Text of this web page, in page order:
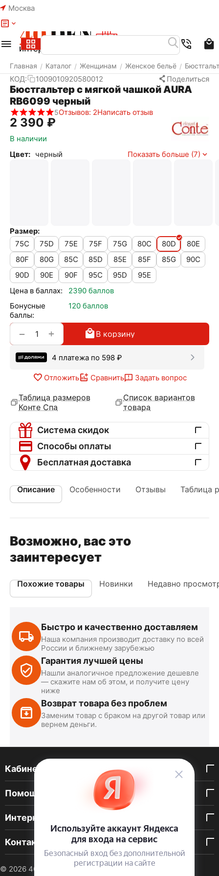
Москва
Главная / Каталог / Женщинам / Женское бельё /
КОД: 1009010920580012 Поделиться
Бюстгальтер с мягкой чашкой AURA
RB6099 черный
5Отзывов: 2Написать отзыв
2 390 ₽
В наличии
Цвет: черный Показать больше (7)
Размер:
75C
75D 75E 75F 75G 80C 80D
80E
80F
80G 85C 85D 85E 85F 85G
90C
90D
90E 90F 95C 95D
95E
Цена в баллах:
2390 баллов
Бонусные
баллы:
120 баллов
+
− В корзину
4 платежа по 598 ₽
Отложить Сравнить Задать вопрос
Таблица размеров
Конте Спа
Список вариантов
товара
Система скидок
Способы оплаты
Бесплатная доставка
Описание Особенности Отзывы Таблица
Возможно, вас это
заинтересует
Похожие товары Новинки Недавно
Быстро и качественно доставляем
Наша компания производит доставку по всей
России и ближнему зарубежью
Гарантия лучшей цены
Нашли аналогичное предложение дешевле
— скажите нам об этом, и получите цену
ниже
Возврат товара без проблем
Заменим товар с браком на другой товар или
вернем деньги.
Кабинет покупателя
Помощь покупателю
Интернет-магазин
Контакты
© 2026 40 DEN. Интернет-магазин
Меню